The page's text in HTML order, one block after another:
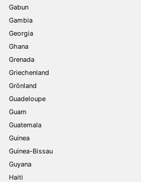
Gabun
Gambia
Georgia
Ghana
Grenada
Griechenland
Grönland
Guadeloupe
Guam
Guatemala
Guinea
Guinea-Bissau
Guyana
Haiti